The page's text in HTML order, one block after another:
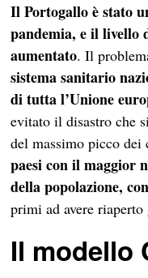
Il Portogallo è stato
pandemia, e il livello
aumentato. Il
sistema sanitario
di tutta l’Unione
evitato il disastro che
del massimo picco
paesi con il maggior
della popolazione,
primi ad avere
Il modello